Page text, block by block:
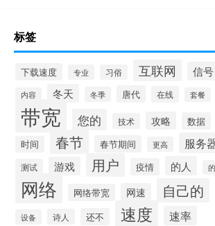
标签
下载速度 专业 习俗 互联网 信号
内容 冬天 冬季 唐代 在线 套餐
带宽 您的 技术 攻略 数据
时间 春节 春节期间 更高 服务
测试 游戏 用户 疫情 的人
网络 网络带宽 网速 自己的
设备 诗人 还不 速度 速率